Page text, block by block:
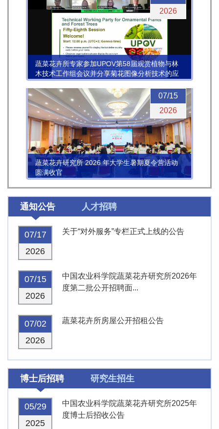
2026
蔬菜花卉所专家参加UPOV第58届观赏植物与林
木技术工作组会议并分享菊花图像分析技术的应
用进展
07/15
2026
蔬菜花卉研究所 2026 年大学生暑期夏令营活动
圆满收官
通知公告 人才招聘
07/17
2026
关于“对外服务”专栏正式上线的公告
07/15
2026
中国农业科学院蔬菜花卉研究所2026年
度第二批公开招聘面...
07/02
2026
蔬菜花卉所房屋公开招租公告
博士后招聘 研究生招生
05/29
2025
中国农业科学院蔬菜花卉研究所2025年
度博士后招收公告